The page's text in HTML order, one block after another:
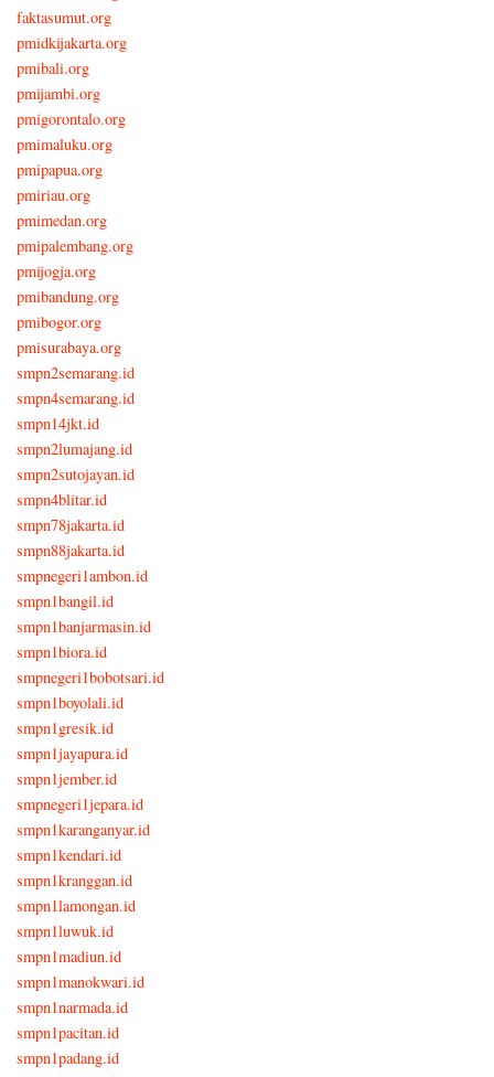
faktasumut.org
pmidkijakarta.org
pmibali.org
pmijambi.org
pmigorontalo.org
pmimaluku.org
pmipapua.org
pmiriau.org
pmimedan.org
pmipalembang.org
pmijogja.org
pmibandung.org
pmibogor.org
pmisurabaya.org
smpn2semarang.id
smpn4semarang.id
smpn14jkt.id
smpn2lumajang.id
smpn2sutojayan.id
smpn4blitar.id
smpn78jakarta.id
smpn88jakarta.id
smpnegeri1ambon.id
smpn1bangil.id
smpn1banjarmasin.id
smpn1biora.id
smpnegeri1bobotsari.id
smpn1boyolali.id
smpn1gresik.id
smpn1jayapura.id
smpn1jember.id
smpnegeri1jepara.id
smpn1karanganyar.id
smpn1kendari.id
smpn1kranggan.id
smpn1lamongan.id
smpn1luwuk.id
smpn1madiun.id
smpn1manokwari.id
smpn1narmada.id
smpn1pacitan.id
smpn1padang.id